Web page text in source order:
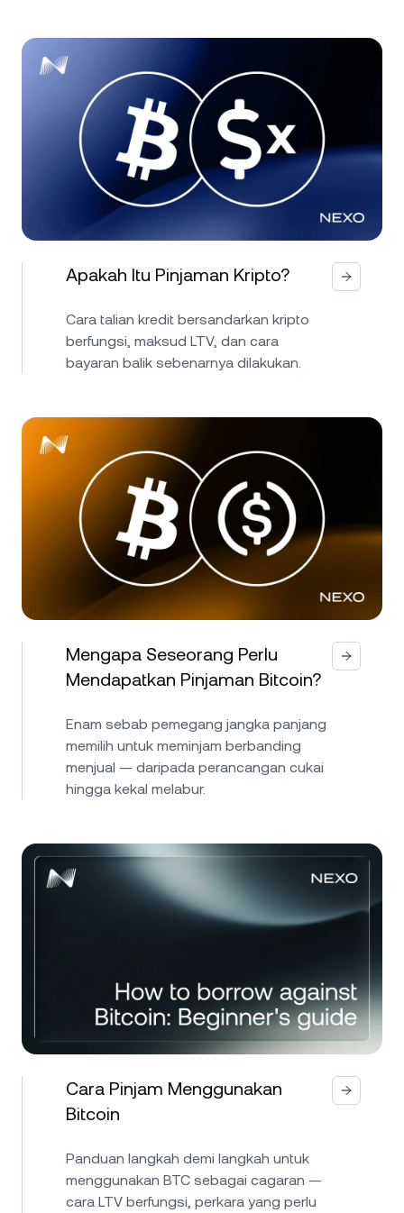
Apakah Itu Pinjaman Kripto?
Cara talian kredit bersandarkan kripto
berfungsi, maksud LTV, dan cara
bayaran balik sebenarnya dilakukan.
Mengapa Seseorang Perlu
Mendapatkan Pinjaman Bitcoin?
Enam sebab pemegang jangka panjang
memilih untuk meminjam berbanding
menjual — daripada perancangan cukai
hingga kekal melabur.
Cara Pinjam Menggunakan
Bitcoin
Panduan langkah demi langkah untuk
menggunakan BTC sebagai cagaran —
cara LTV berfungsi, perkara yang perlu